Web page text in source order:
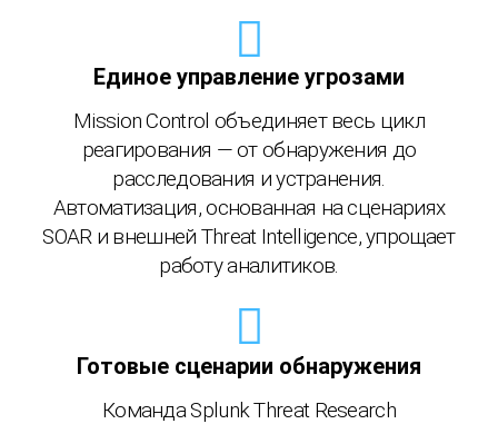
Единое управление угрозами
Mission Control объединяет весь цикл
реагирования — от обнаружения до
расследования и устранения.
Автоматизация, основанная на сценариях
SOAR и внешней Threat Intelligence, упрощает
работу аналитиков.
Готовые сценарии обнаружения
Команда Splunk Threat Research